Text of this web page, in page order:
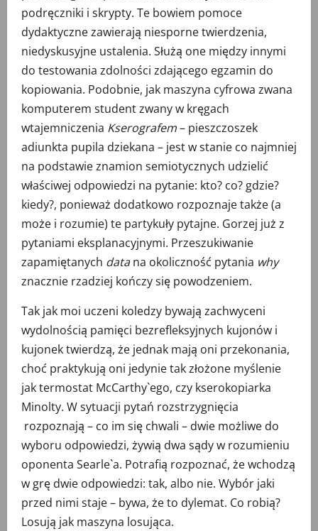
podręczniki i skrypty. Te bowiem pomoce
dydaktyczne zawierają niesporne twierdzenia,
niedyskusyjne ustalenia. Służą one między innymi
do testowania zdolności zdającego egzamin do
kopiowania. Podobnie, jak maszyna cyfrowa zwana
komputerem student zwany w kręgach
wtajemniczenia Kserografem– pieszczoszek
adiunkta pupila dziekana – jest w stanie co najmniej
na podstawie znamion semiotycznych udzielić
właściwej odpowiedzi na pytanie: kto? co? gdzie?
kiedy?, ponieważ dodatkowo rozpoznaje także (a
może i rozumie) te partykuły pytajne. Gorzej już z
pytaniami eksplanacyjnymi. Przeszukiwanie
zapamiętanych datana okoliczność pytania why
znacznie rzadziej kończy się powodzeniem.
Tak jak moi uczeni koledzy bywają zachwyceni
wydolnością pamięci bezrefleksyjnych kujonów i
kujonek twierdzą, że jednak mają oni przekonania,
choć praktykują oni jedynie tak złożone myślenie
jak termostat McCarthy`ego, czy kserokopiarka
Minolty. W sytuacji pytań rozstrzygnięcia
rozpoznają – co im się chwali – dwie możliwe do
wyboru odpowiedzi, żywią dwa sądy w rozumieniu
oponenta Searle`a. Potrafią rozpoznać, że wchodzą
w grę dwie odpowiedzi: tak, albo nie. Wybór jaki
przed nimi staje – bywa, że to dylemat. Co robią?
Losują jak maszyna losująca.